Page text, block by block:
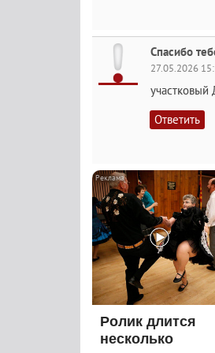
Спасибо
27.05.2026
Ответить
Ролик длится
несколько